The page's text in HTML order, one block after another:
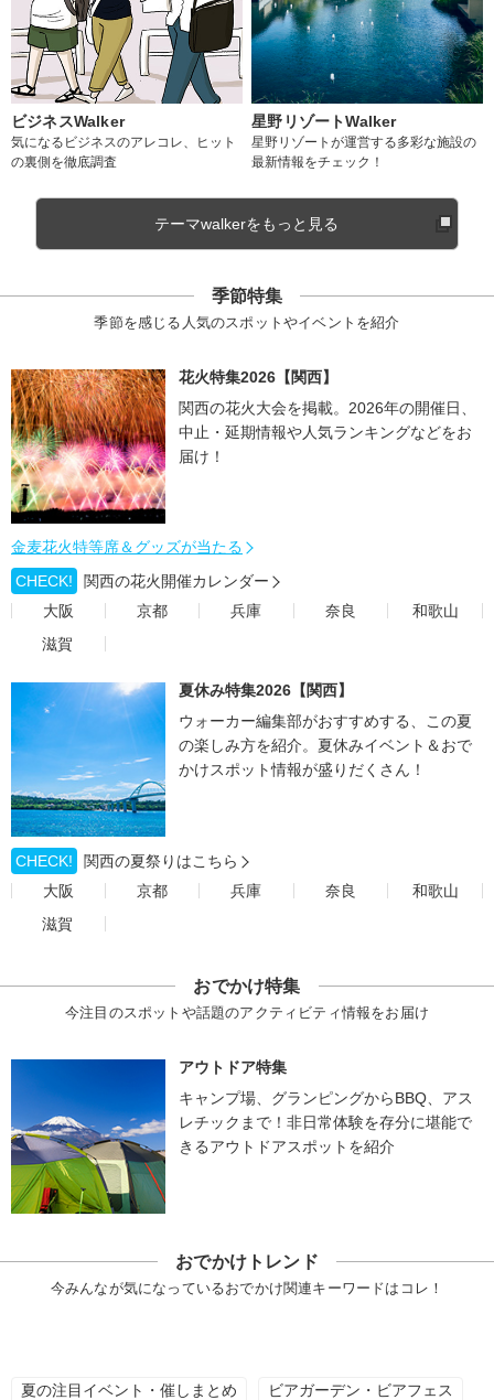
ビジネスWalker
気になるビジネスのアレコレ、ヒット
の裏側を徹底調査
星野リゾートWalker
星野リゾートが運営する多彩な施設の
最新情報をチェック！
テーマwalkerをもっと見る
季節特集
季節を感じる人気のスポットやイベントを紹介
花火特集2026【関西】
関西の花火大会を掲載。2026年の開催日、
中止・延期情報や人気ランキングなどをお
届け！
金麦花火特等席＆グッズが当たる
CHECK!
関西の花火開催カレンダー
大阪
京都 兵庫 奈良
和歌山
滋賀
夏休み特集2026【関西】
ウォーカー編集部がおすすめする、この夏
の楽しみ方を紹介。夏休みイベント＆おで
かけスポット情報が盛りだくさん！
CHECK!
関西の夏祭りはこちら
大阪
京都 兵庫 奈良
和歌山
滋賀
おでかけ特集
今注目のスポットや話題のアクティビティ情報をお届け
アウトドア特集
キャンプ場、グランピングからBBQ、アス
レチックまで！非日常体験を存分に堪能で
きるアウトドアスポットを紹介
おでかけトレンド
今みんなが気になっているおでかけ関連キーワードはコレ！
夏の注目イベント・催しまとめ ビアガーデン・ビアフェス